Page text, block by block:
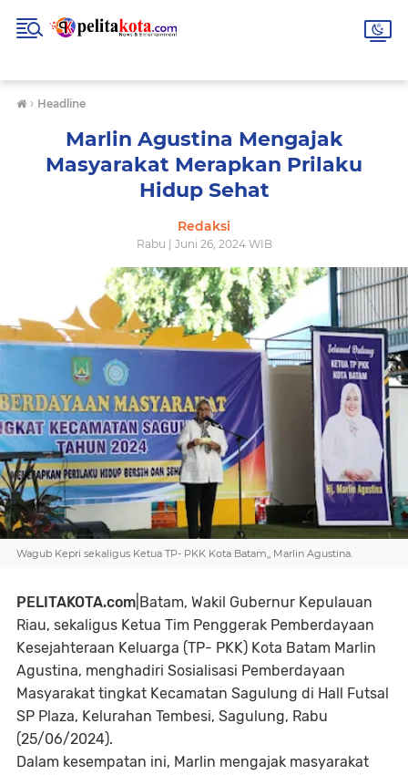
› Headline
Marlin Agustina Mengajak
Masyarakat Merapkan Prilaku
Hidup Sehat
Redaksi
Rabu | Juni 26, 2024 WIB
Wagub Kepri sekaligus Ketua TP- PKK Kota Batam,, Marlin Agustina.
PELITAKOTA.com |Batam, Wakil Gubernur Kepulauan
Riau, sekaligus Ketua Tim Penggerak Pemberdayaan
Kesejahteraan Keluarga (TP- PKK) Kota Batam Marlin
Agustina, menghadiri Sosialisasi Pemberdayaan
Masyarakat tingkat Kecamatan Sagulung di Hall Futsal
SP Plaza, Kelurahan Tembesi, Sagulung, Rabu
(25/06/2024).
Dalam kesempatan ini, Marlin mengajak masyarakat